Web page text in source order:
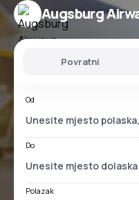
Augsburg
Povratni
Od
Do
Polazak